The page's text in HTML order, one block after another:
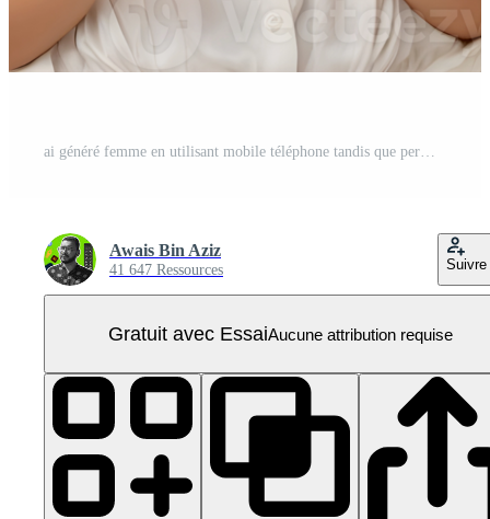
ai généré femme en utilisant mobile téléphone tandis que permanent sur transparent Contexte - ai généré PNG Pro
Awais Bin Aziz
41 647 Ressources Suivre
Gratuit avec EssaiAucune attribution requise